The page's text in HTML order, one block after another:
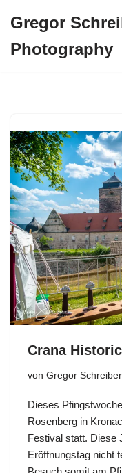
Inhalt
Gregor
Photography
Crana
von Gregor Schreiber
Dieses
Rosenberg in
Festival statt. Diese
Eröffnungstag nicht